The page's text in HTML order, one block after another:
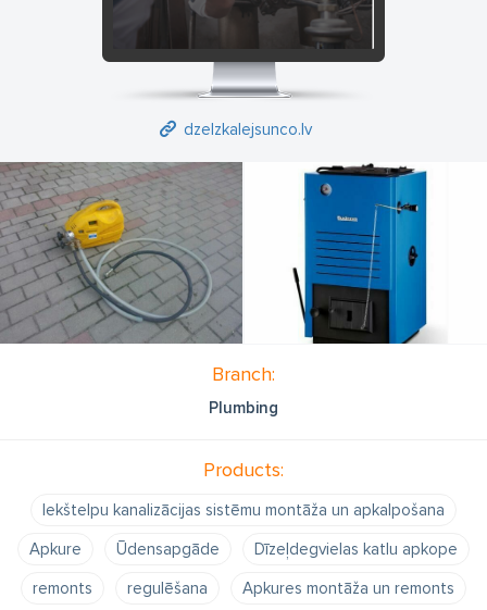
dzelzkalejsunco.lv
Branch:
Plumbing
Products:
Iekštelpu kanalizācijas sistēmu montāža un apkalpošana
Apkure
Ūdensapgāde
Dīzeļdegvielas katlu apkope
remonts
regulēšana
Apkures montāža un remonts